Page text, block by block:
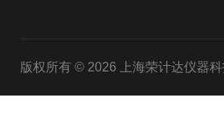
版权所有 © 2026 上海荣计达仪器科